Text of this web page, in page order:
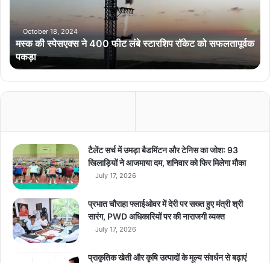
क्स
ने
0
0
फी
स्टा
शि
प
रॉ
ट
को
स
October 18, 2024
मस्क की स्पेसएक्स ने 400 फीट लंबे स्टारशिप रॉकेट को सफलतापूर्वक
पकड़ा
टैलेंट सर्च में उमड़ा बैडमिंटन और टेनिस का जोश: 93
खिलाड़ियों ने आजमाया दम, शनिवार को फिर मिलेगा मौका
July 17, 2026
प्रभात चौराहा फ्लाईओवर में देरी पर सख्त हुए मंत्री श्री
सारंग, PWD अधिकारियों पर की नाराजगी व्यक्त
July 17, 2026
प्राकृतिक खेती और कृषि उत्पादों के मूल्य संवर्धन से बढ़ाएं